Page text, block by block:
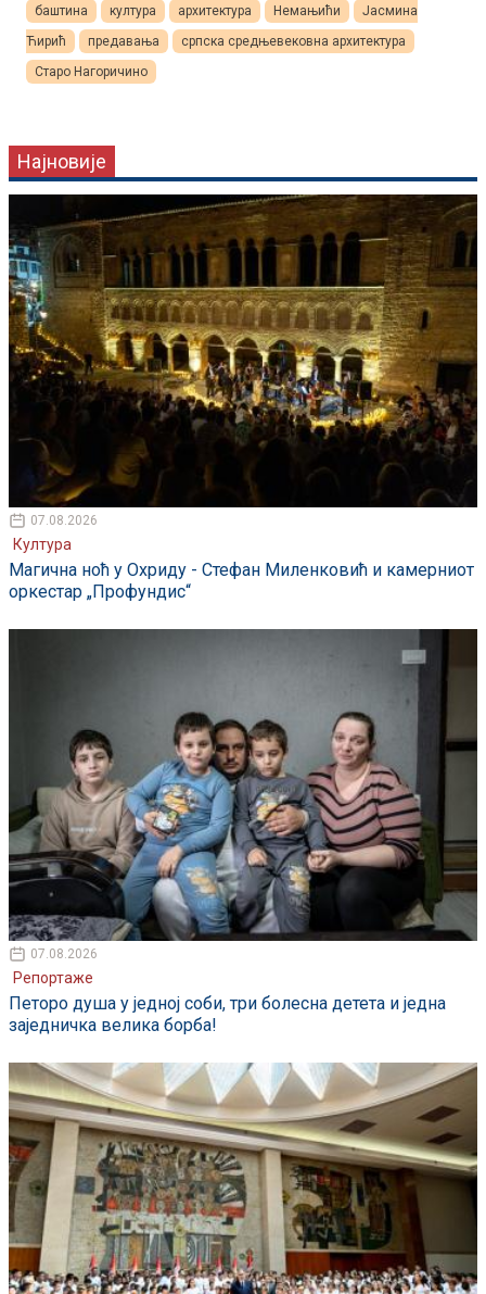
баштина култура архитектура Немањићи
Јасмина
Ћирић
предавања
српска средњевековна архитектура
Старо Нагоричино
Најновије
07.08.2026
Култура
Магична ноћ у Охриду - Стефан Миленковић и камерниот
оркестар „Профундис“
07.08.2026
Репортаже
Петоро душа у једној соби, три болесна детета и једна
заједничка велика борба!